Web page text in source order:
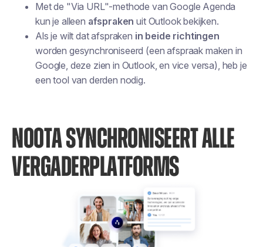
Met de "Via URL"-methode van Google Agenda
kun je alleen afspraken uit Outlook bekijken.
Als je wilt dat afspraken in beide richtingen
worden gesynchroniseerd (een afspraak maken in
Google, deze zien in Outlook, en vice versa), heb je
een tool van derden nodig.
NOOTA SYNCHRONISEERT ALLE
VERGADERPLATFORMS